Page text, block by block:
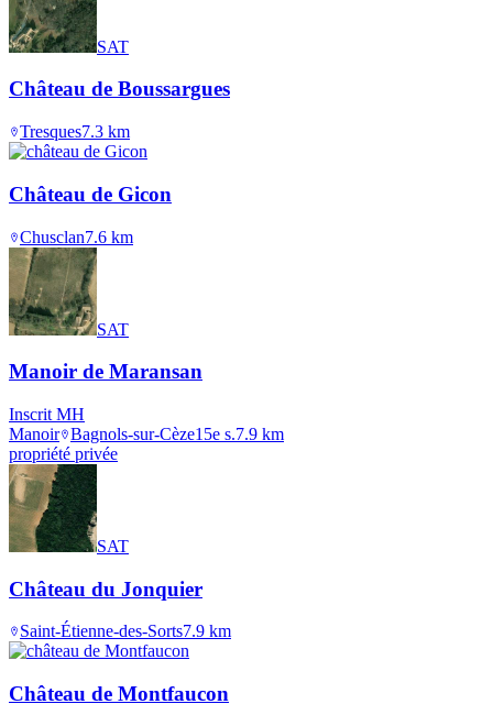
SAT
Château de Boussargues
Tresques7.3 km
Château de Gicon
Chusclan7.6 km
SAT
Manoir de Maransan
Inscrit MH
Manoir Bagnols-sur-Cèze15e s.7.9 km
propriété privée
SAT
Château du Jonquier
Saint-Étienne-des-Sorts7.9 km
Château de Montfaucon